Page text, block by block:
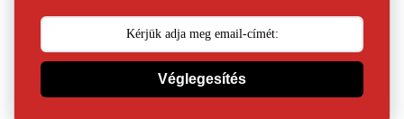
Véglegesítés